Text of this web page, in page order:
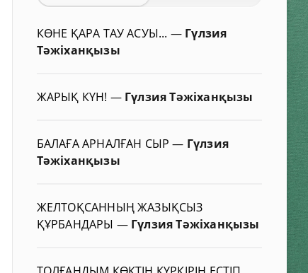
КӨНЕ ҚАРА ТАУ АСУЫ... — Гүлзия
Тәжіханқызы
ЖАРЫҚ КҮН! — Гүлзия Тәжіханқызы
БАЛАҒА АРНАЛҒАН СЫР— Гүлзия
Тәжіханқызы
ЖЕЛТОҚСАННЫҢ ЖАЗЫҚСЫЗ
ҚҰРБАНДАРЫ — Гүлзия Тәжіханқызы